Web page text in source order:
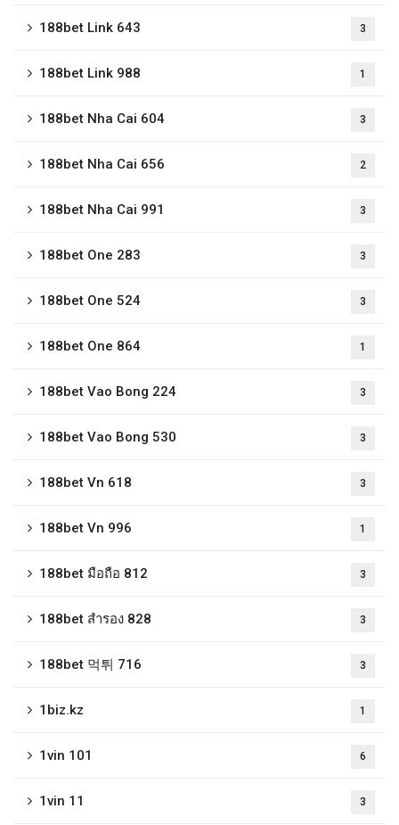
188bet Link 643 3
188bet Link 988 1
188bet Nha Cai 604 3
188bet Nha Cai 656 2
188bet Nha Cai 991 3
188bet One 283 3
188bet One 524 3
188bet One 864 1
188bet Vao Bong 224 3
188bet Vao Bong 530 3
188bet Vn 618 3
188bet Vn 996 1
188bet มือถือ 812 3
188bet สํารอง 828 3
188bet 먹튀 716 3
1biz.kz 1
1vin 101 6
1vin 11 3